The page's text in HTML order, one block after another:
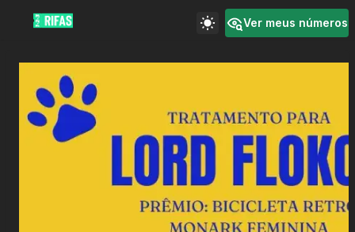
Ver meus números